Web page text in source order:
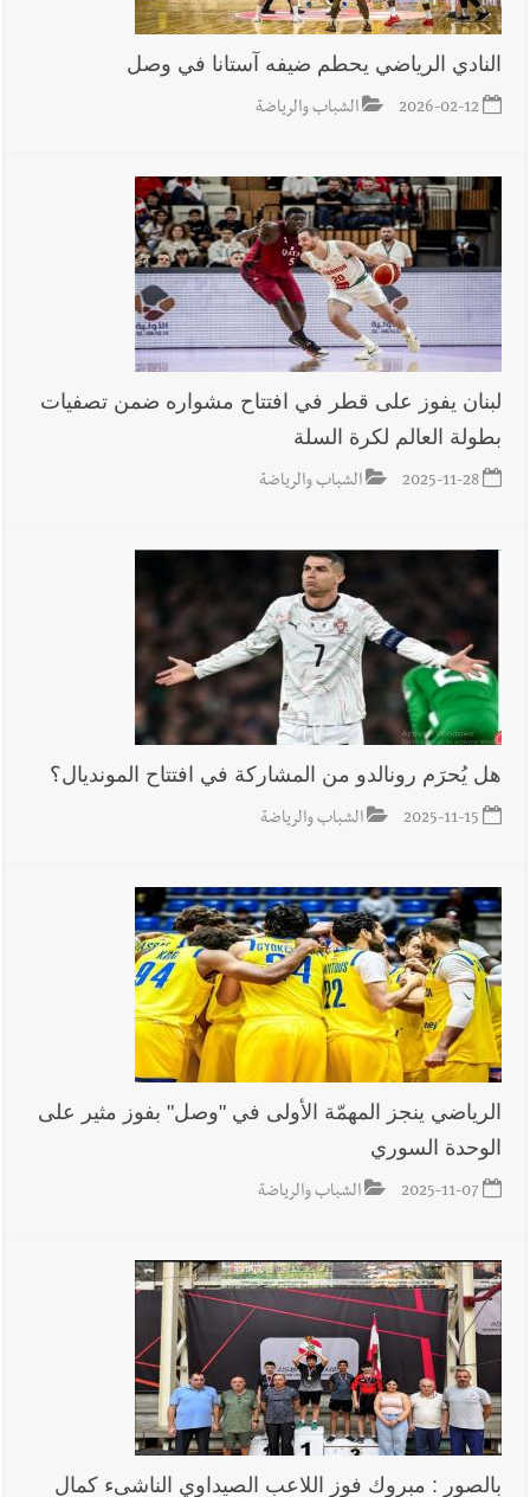
أخبار صيدا عمر مرجان يتصل برئيس النادي الرياضي مهنئا بإحراز
البطولة
النادي الرياضي يحطم ضيفه آستانا في وصل
2026-02-12 الشباب والرياضة
لبنان يفوز على قطر في افتتاح مشواره ضمن تصفيات
بطولة العالم لكرة السلة
2025-11-28 الشباب والرياضة
هل يُحرَم رونالدو من المشاركة في افتتاح المونديال؟
2025-11-15 الشباب والرياضة
الرياضي ينجز المهمّة الأولى في "وصل" بفوز مثير على
الوحدة السوري
2025-11-07 الشباب والرياضة
بالصور : مبروك فوز اللاعب الصيداوي الناشىء كمال